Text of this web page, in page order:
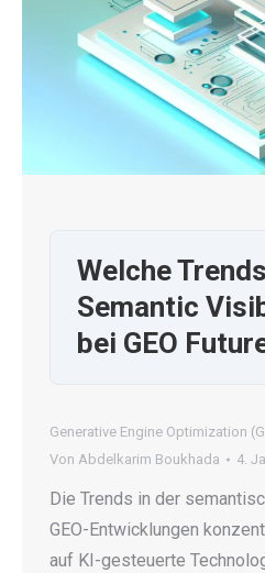
Welche
Semantic
bei GEO
Generative Engine Optimization
Von Abdelkarim Boukhada 4.
Die Trends in der
GEO-Entwicklungen
auf KI-gesteuerte